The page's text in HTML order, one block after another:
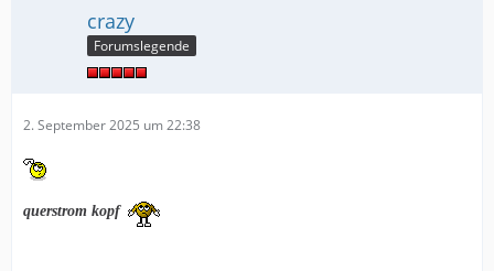
crazy
Forumslegende
2. September 2025 um 22:38
querstrom kopf